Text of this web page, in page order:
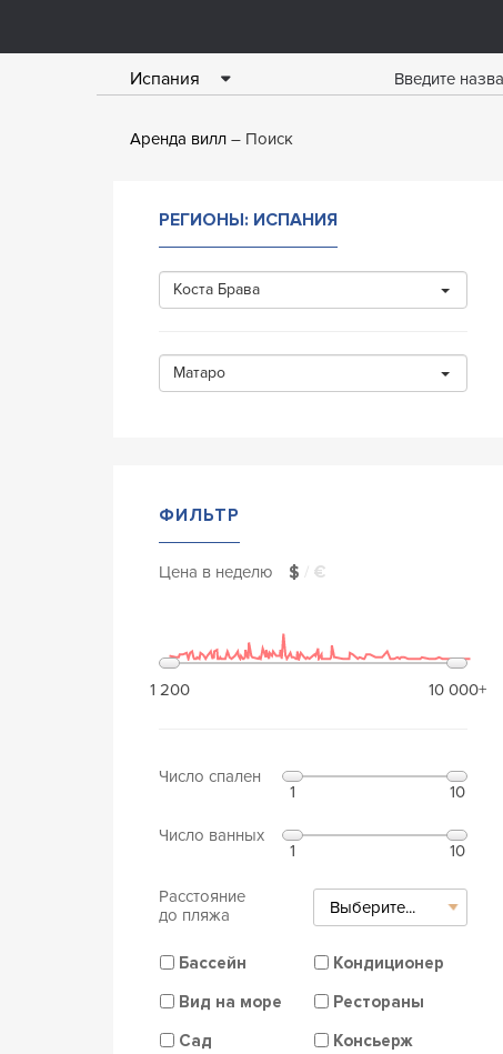
Испания
Аренда вилл Поиск
РЕГИОНЫ: ИСПАНИЯ
Коста Брава
Матаро
ФИЛЬТР
Цена в неделю $ / €
1 200 10 000+
Число спален
1 10
Число ванных
1 10
Расстояние
до пляжа
Выберите...
Бассейн
Вид на море
Сад
Кондиционер
Рестораны
Консьерж